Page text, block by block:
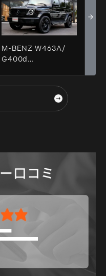
M-BENZ W463A/
G400d
洗車＋STEK PPF施